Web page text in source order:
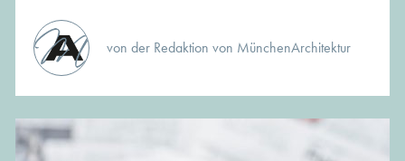
von der Redaktion von MünchenArchitektur